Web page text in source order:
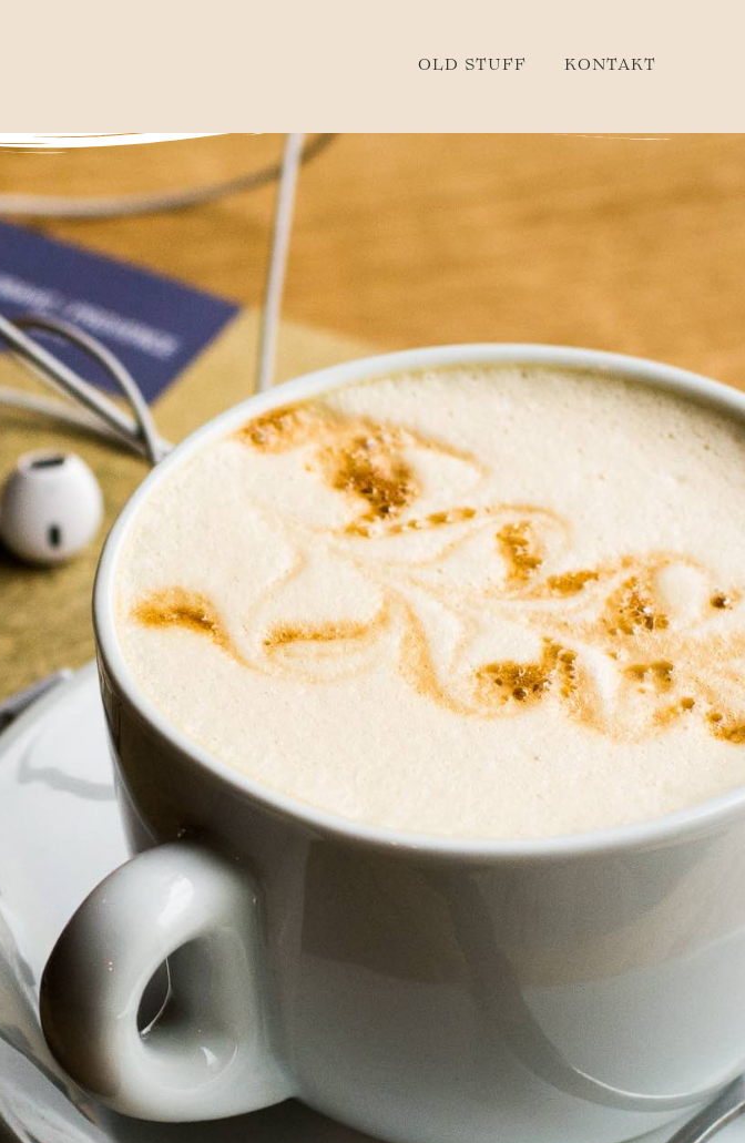
OLD STUFF KONTAKT